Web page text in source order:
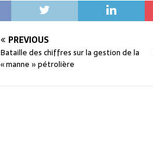
PREVIOUS
Bataille des chiffres sur la gestion de la
« manne » pétrolière